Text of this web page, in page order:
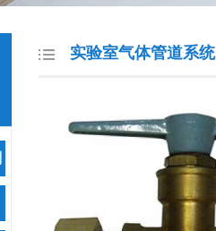
实验室气体管道系统